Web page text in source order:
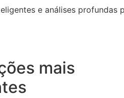
e análises
mais